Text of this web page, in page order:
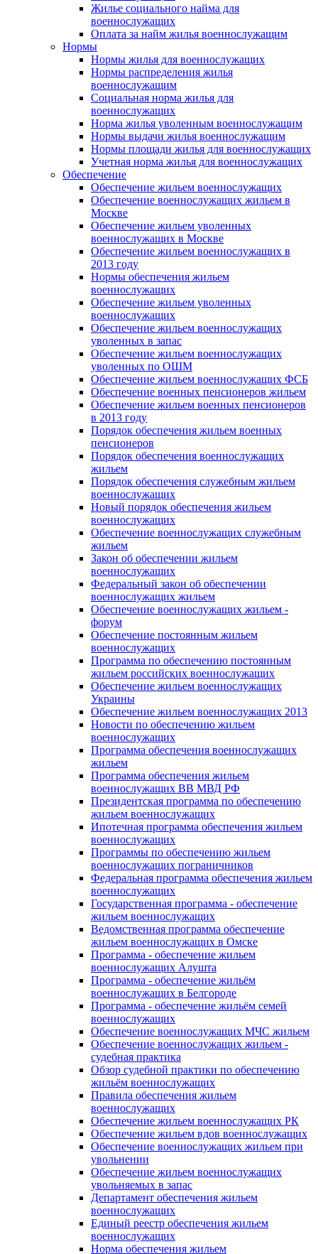
Жилье социального найма для
военнослужащих
Оплата за найм жилья военнослужащим
Нормы
Нормы жилья для военнослужащих
Нормы распределения жилья
военнослужащим
Социальная норма жилья для
военнослужащих
Норма жилья уволенным военнослужащим
Нормы выдачи жилья военнослужащим
Нормы площади жилья для военнослужащих
Учетная норма жилья для военнослужащих
Обеспечение
Обеспечение жильем военнослужащих
Обеспечение военнослужащих жильем в
Москве
Обеспечение жильем уволенных
военнослужащих в Москве
Обеспечение жильем военнослужащих в
2013 году
Нормы обеспечения жильем
военнослужащих
Обеспечение жильем уволенных
военнослужащих
Обеспечение жильем военнослужащих
уволенных в запас
Обеспечение жильем военнослужащих
уволенных по ОШМ
Обеспечение жильем военнослужащих ФСБ
Обеспечение военных пенсионеров жильем
Обеспечение жильем военных пенсионеров
в 2013 году
Порядок обеспечения жильем военных
пенсионеров
Порядок обеспечения военнослужащих
жильем
Порядок обеспечения служебным жильем
военнослужащих
Новый порядок обеспечения жильем
военнослужащих
Обеспечение военнослужащих служебным
жильем
Закон об обеспечении жильем
военнослужащих
Федеральный закон об обеспечении
военнослужащих жильем
Обеспечение военнослужащих жильем -
форум
Обеспечение постоянным жильем
военнослужащих
Программа по обеспечению постоянным
жильем российских военнослужащих
Обеспечение жильем военнослужащих
Украины
Обеспечение жильем военнослужащих 2013
Новости по обеспечению жильем
военнослужащих
Программа обеспечения военнослужащих
жильем
Программа обеспечения жильем
военнослужащих ВВ МВД РФ
Президентская программа по обеспечению
жильем военнослужащих
Ипотечная программа обеспечения жильем
военнослужащих
Программы по обеспечению жильем
военнослужащих пограничников
Федеральная программа обеспечения жильем
военнослужащих
Государственная программа - обеспечение
жильем военнослужащих
Ведомственная программа обеспечение
жильем военнослужащих в Омске
Программа - обеспечение жильем
военнослужащих Алушта
Программа - обеспечение жильём
военнослужащих в Белгороде
Программа - обеспечение жильём семей
военнослужащих
Обеспечение военнослужащих МЧС жильем
Обеспечение военнослужащих жильем -
судебная практика
Обзор судебной практики по обеспечению
жильём военнослужащих
Правила обеспечения жильем
военнослужащих
Обеспечение жильем военнослужащих РК
Обеспечение жильем вдов военнослужащих
Обеспечение военнослужащих жильем при
увольнении
Обеспечение жильем военнослужащих
увольняемых в запас
Департамент обеспечения жильем
военнослужащих
Единый реестр обеспечения жильем
военнослужащих
Норма обеспечения жильем